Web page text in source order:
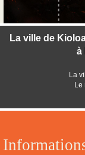
La ville de
à
La
Le